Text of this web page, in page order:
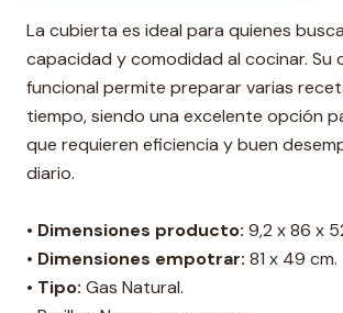
La cubierta es ideal para quienes
capacidad y comodidad al cocinar. Su
funcional permite preparar varias
tiempo, siendo una excelente opción
que requieren eficiencia y buen
diario.
• Dimensiones producto: 9,2 x 86 x
• Dimensiones empotrar: 81 x 49 cm.
• Tipo: Gas Natural.